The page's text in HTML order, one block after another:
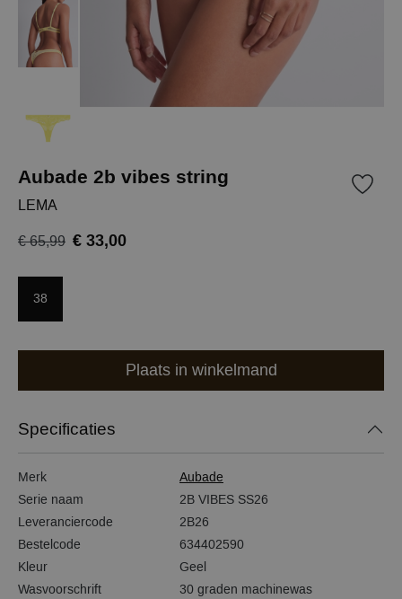
Aubade 2b vibes string
LEMA
€ 65,99 € 33,00
38
Plaats in winkelmand
Specificaties
Merk
Aubade
Serie naam
2B VIBES SS26
Leveranciercode
2B26
Bestelcode
634402590
Kleur
Geel
Wasvoorschrift
30 graden machinewas